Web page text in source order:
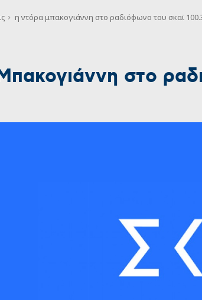
η ντόρα μπακογιάννη στο ραδιόφωνο του σκαϊ
στο